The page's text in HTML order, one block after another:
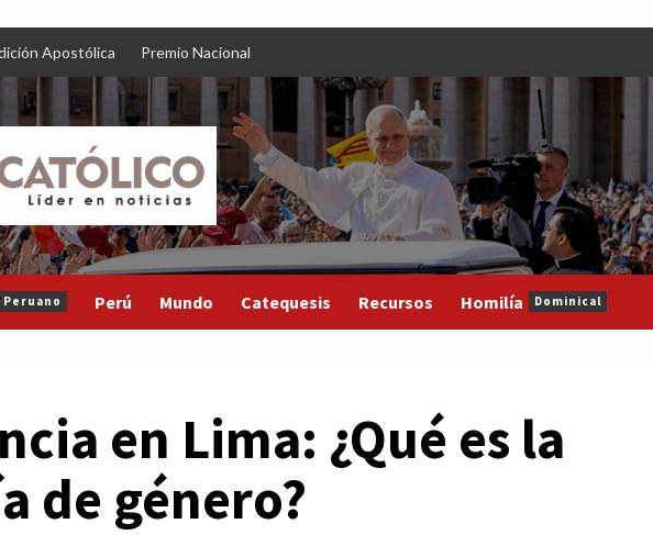
Apostólica Premio Nacional
Peruano Perú Mundo Catequesis Recursos Homilía Dominical
en Lima: ¿Qué es la
de género?